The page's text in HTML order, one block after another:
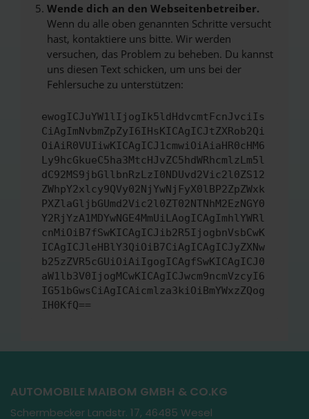
Wende dich an den Webseitenbetreiber.
Wenn du alle oben genannten Schritte versucht
hast, kontaktiere uns bitte. Wir werden
versuchen, das Problem zu beheben. Du kannst
uns diesen Text schicken, um uns bei der
Fehlersuche zu unterstützen:
ewogICJuYW1lIjogIk5ldHdvcmtFcnJvciIs
CiAgImNvbmZpZyI6IHsKICAgICJtZXRob2Qi
OiAiR0VUIiwKICAgICJ1cmwiOiAiaHR0cHM6
Ly9hcGkueC5ha3MtcHJvZC5hdWRhcmlzLm5l
dC92MS9jbGllbnRzLzI0NDUvd2Vic2l0ZS12
ZWhpY2xlcy9QVy02NjYwNjFyX0lBP2ZpZWxk
PXZlaGljbGUmd2Vic2l0ZT02NTNhM2EzNGY0
Y2RjYzA1MDYwNGE4MmUiLAogICAgImhlYWRl
cnMiOiB7fSwKICAgICJib2R5IjogbnVsbCwK
ICAgICJleHBlY3QiOiB7CiAgICAgICJyZXNw
b25zZVR5cGUiOiAiIgogICAgfSwKICAgICJ0
aW1lb3V0IjogMCwKICAgICJwcm9ncmVzcyI6
IG51bGwsCiAgICAicmlza3kiOiBmYWxzZQog
IH0KfQ==
AUTOMOBILE MAIBOM GMBH & CO.KG
Schermbecker Landstr. 17, 46485 Wesel